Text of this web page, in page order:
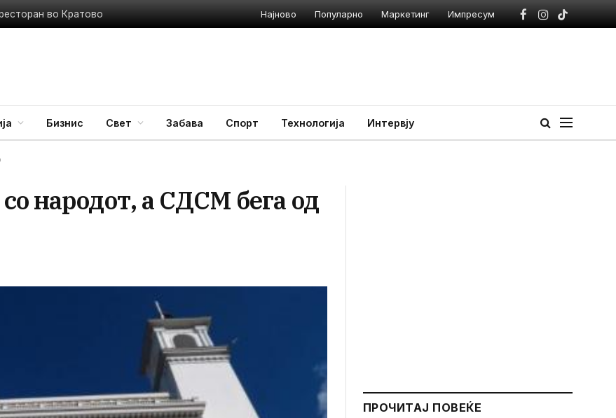
во Кратово Најново Популарно Маркетинг Импресум
Facebook
Instagram
TikTok
Бизнис Свет Забава Спорт Технологија Интервју
народот, а СДСМ бега од
ПРОЧИТАЈ ПОВЕЌЕ